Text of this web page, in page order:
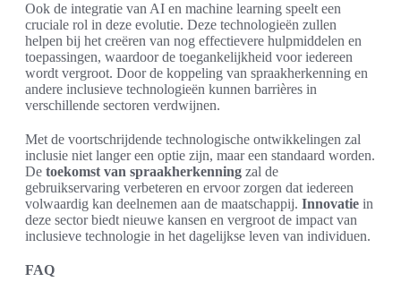
Ook de integratie van AI en machine learning speelt een
cruciale rol in deze evolutie. Deze technologieën zullen
helpen bij het creëren van nog effectievere hulpmiddelen en
toepassingen, waardoor de toegankelijkheid voor iedereen
wordt vergroot. Door de koppeling van spraakherkenning en
andere inclusieve technologieën kunnen barrières in
verschillende sectoren verdwijnen.
Met de voortschrijdende technologische ontwikkelingen zal
inclusie niet langer een optie zijn, maar een standaard worden.
De toekomst van spraakherkenning zal de
gebruikservaring verbeteren en ervoor zorgen dat iedereen
volwaardig kan deelnemen aan de maatschappij. Innovatie in
deze sector biedt nieuwe kansen en vergroot de impact van
inclusieve technologie in het dagelijkse leven van individuen.
FAQ